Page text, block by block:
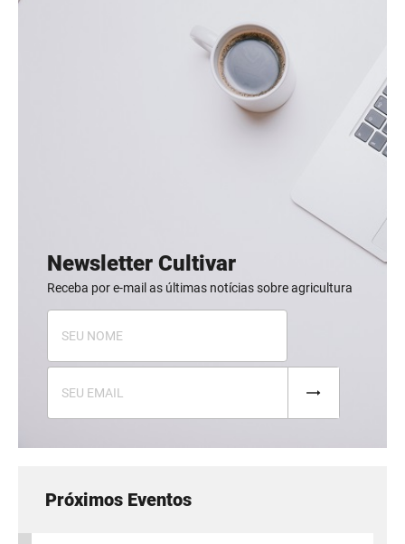
Newsletter Cultivar
Receba por e-mail as últimas notícias sobre agricultura
Próximos Eventos